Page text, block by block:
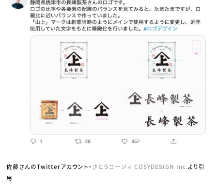
佐藤さんのTwitterアカウント・ さとうコージィ COSYDESIGN Inc.より引
用